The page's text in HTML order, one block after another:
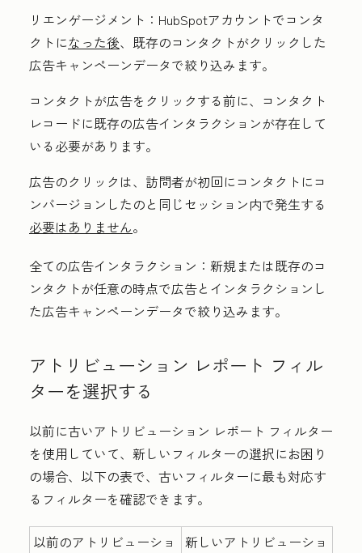
リエンゲージメント： HubSpotアカウントでコンタ
クトになった後、既存のコンタクトがクリックした
広告キャンペーンデータで絞り込みます。
コンタクトが広告をクリックする前に、コンタクト
レコードに既存の広告インタラクションが存在して
いる必要があります。
広告のクリックは、訪問者が初回にコンタクトにコ
ンバージョンしたのと同じセッション内で発生する
必要はありません。
全ての広告インタラクション： 新規または既存のコ
ンタクトが任意の時点で広告とインタラクションし
た広告キャンペーンデータで絞り込みます。
アトリビューション レポート フィル
ターを選択する
以前に古いアトリビューション レポート フィルター
を使用していて、新しいフィルターの選択にお困り
の場合、以下の表で、古いフィルターに最も対応す
るフィルターを確認できます。
以前のアトリビューショ
新しいアトリビューショ